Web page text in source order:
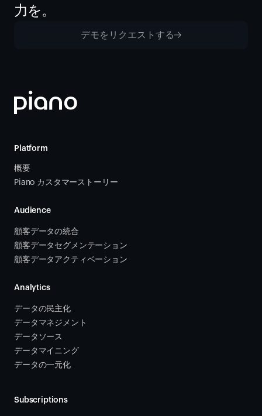
力を。
デモをリクエストする
Platform
概要
Piano カスタマーストーリー
Audience
顧客データの統合
顧客データセグメンテーション
顧客データアクティベーション
Analytics
データの民主化
データマネジメント
データソース
データマイニング
データの一元化
Subscriptions